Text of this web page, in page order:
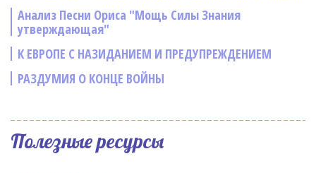
Анализ Песни Ориса "Мощь Силы Знания
утверждающая"
К ЕВРОПЕ С НАЗИДАНИЕМ И ПРЕДУПРЕЖДЕНИЕМ
РАЗДУМИЯ О КОНЦЕ ВОЙНЫ
Полезные ресурсы